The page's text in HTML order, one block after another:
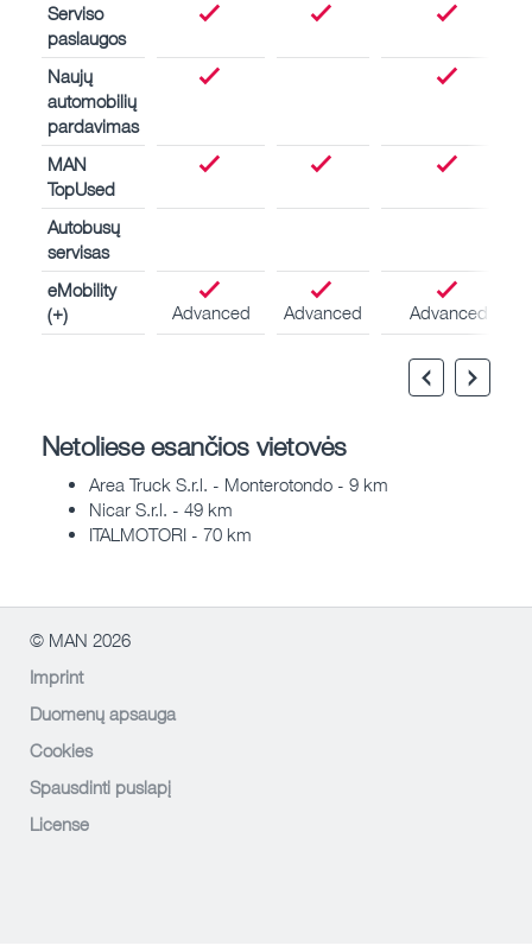
Serviso
paslaugos
Naujų
automobilių
pardavimas
MAN
TopUsed
Autobusų
servisas
eMobility
(+)
Advanced Advanced Advanced
Netoliese esančios vietovės
Area Truck S.r.l. - Monterotondo - 9 km
Nicar S.r.l. - 49 km
ITALMOTORI - 70 km
© MAN 2026
Imprint
Duomenų apsauga
Cookies
Spausdinti puslapį
License